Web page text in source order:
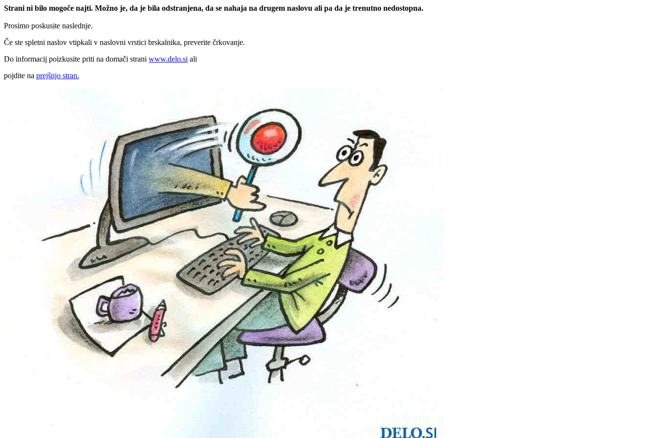
Strani ni bilo mogoče najti. Možno je, da je bila odstranjena, da se nahaja na drugem naslovu ali pa da je trenutno nedostopna.
Prosimo poskusite naslednje.
Če ste spletni naslov vtipkali v naslovni vrstici brskalnika, preverite črkovanje.
Do informacij poizkusite priti na domači strani www.delo.si ali
pojdite na prejšnjo stran.